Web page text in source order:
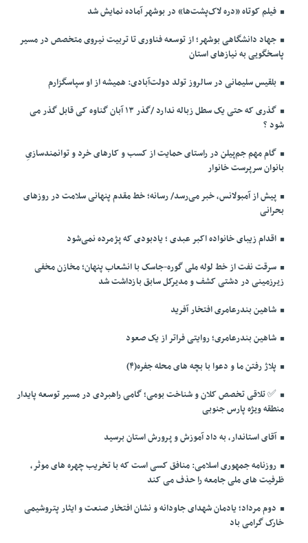
فیلم کوتاه «دره لاک‌پشت‌ها» در بوشهر آماده نمایش شد
جهاد دانشگاهی بوشهر؛ از توسعه فناوری تا تربیت نیروی متخصص در مسیر
پاسخگویی به نیازهای استان
بلقیس سلیمانی در سالروز تولد دولت‌آبادی: همیشه از او سپاسگزارم
گذری که حتی یک سطل زباله ندارد /گذر ۱۳ آبان گناوه کی قابل گذر می
شود ؟
گام مهم جم‌پیلن در راستای حمایت از کسب و کارهای خرد و توانمندسازیِ
بانوان سرپرست خانوار
پیش از آمبولانس، خبر می‌رسد/ رسانه؛ خط مقدم پنهانی سلامت در روزهای
بحرانی
اقدام زیبای خانواده اکبر عبدی ؛ یادبودی که پژمرده نمی‌شود
سرقت نفت از خط لوله ملی گوره-جاسک با انشعاب پنهان؛ مخازن مخفی
زیرزمینی در دشتی کشف و مدیرکل سابق بازداشت شد
شاهین بندرعامری افتخار آفرید
شاهین بندرعامری؛ روایتی فراتر از یک صعود
پلاژ رفتن ما و دعوا با بچه های محله جفره(۴)
✅️ تلاقی تخصص کلان و شناخت بومی؛ گامی راهبردی در مسیر توسعه پایدار
منطقه ویژه پارس جنوبی
آقای استاندار، به داد آموزش و پرورش استان برسید
روزنامه جمهوری اسلامی: منافق کسی است که با تخریب چهره های موثر،
ظرفیت های ملی جامعه را حذف می کند
دوم مرداد؛ یادمان شهدای جاودانه و نشان افتخار صنعت و ایثار پتروشیمی
خارک گرامی باد